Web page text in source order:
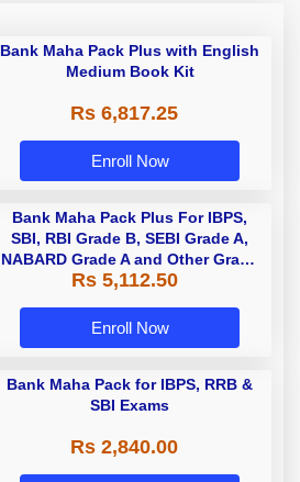
Bank Maha Pack Plus with English
Medium Book Kit
Rs 6,817.25
Enroll Now
Bank Maha Pack Plus For IBPS,
SBI, RBI Grade B, SEBI Grade A,
NABARD Grade A and Other Grade
A & Grade B Bank Exams
Rs 5,112.50
Enroll Now
Bank Maha Pack for IBPS, RRB &
SBI Exams
Rs 2,840.00